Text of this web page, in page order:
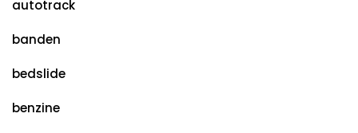
autotrack
banden
bedslide
benzine